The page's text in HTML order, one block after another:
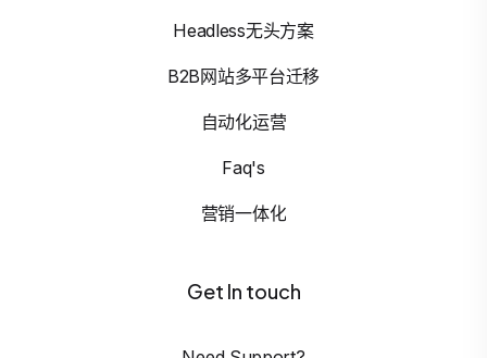
Headless无头方案
B2B网站多平台迁移
自动化运营
Faq's
营销一体化
Get In touch